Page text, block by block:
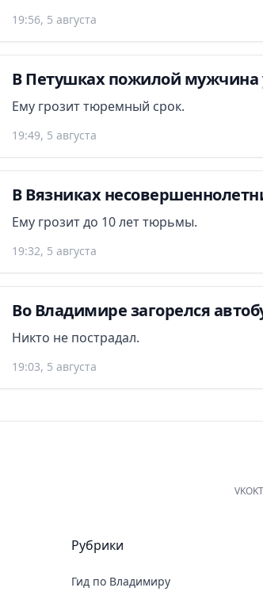
19:56, 5 августа
В Петушках пожилой мужчина
Ему грозит тюремный срок.
19:49, 5 августа
В Вязниках
Ему грозит до 10 лет тюрьмы.
19:32, 5 августа
Во Владимире загорелся
Никто не пострадал.
19:03, 5 августа
VKOK
Рубрики
Гид по Владимиру